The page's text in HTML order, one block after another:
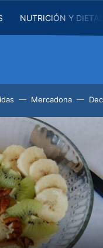
NUTRICIÓN Y
Mercadona